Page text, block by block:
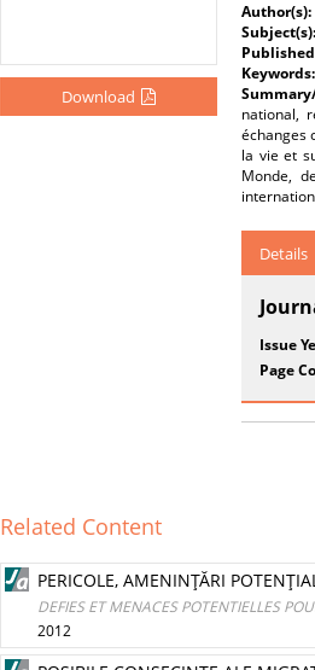
Download
Author(s):
Subject(s):
Keywords:
national,
échanges
la vie et
Monde,
Details
Issue
Page
Related Content
PERICOLE, AMENINŢĂRI
DEFIES ET MENACES POTENTIELLES
2012